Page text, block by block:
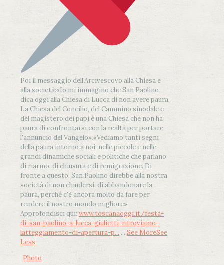
Poi il messaggio dell’Arcivescovo alla Chiesa e
alla società:«Io mi immagino che San Paolino
dica oggi alla Chiesa di Lucca di non avere paura.
La Chiesa del Concilio, del Cammino sinodale e
del magistero dei papi è una Chiesa che non ha
paura di confrontarsi con la realtà per portare
l'annuncio del Vangelo».«Vediamo tanti segni
della paura intorno a noi, nelle piccole e nelle
grandi dinamiche sociali e politiche che parlano
di riarmo, di chiusura e di remigrazione. Di
fronte a questo, San Paolino direbbe alla nostra
società di non chiudersi, di abbandonare la
paura, perché c'è ancora molto da fare per
rendere il nostro mondo migliore»
Approfondisci qui: www.toscanaoggi.it/festa-
di-san-paolino-a-lucca-giulietti-ritroviamo-
latteggiamento-di-apertura-p... ... See MoreSee
Less
Photo